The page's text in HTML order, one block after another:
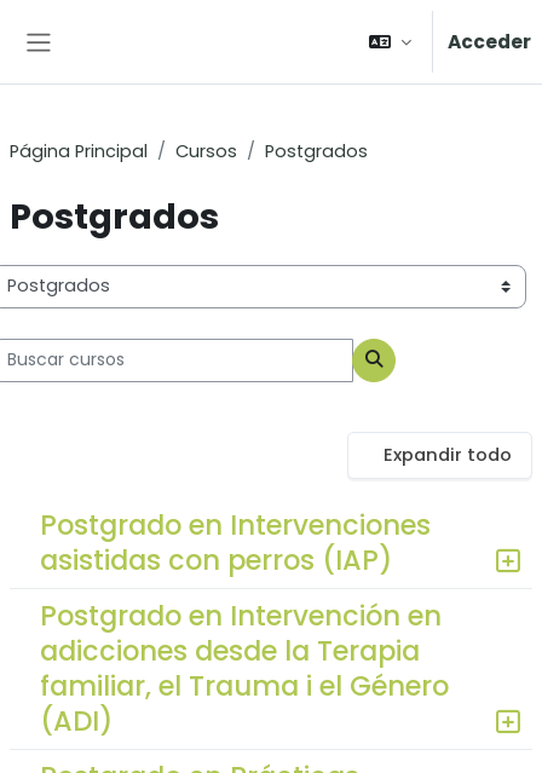
Acceder
Página Principal Cursos Postgrados
Postgrados
cursos
Buscar cursos
Expandir todo
Postgrado en Intervenciones
asistidas con perros (IAP)
Postgrado en Intervención en
adicciones desde la Terapia
familiar, el Trauma i el Género
(ADI)